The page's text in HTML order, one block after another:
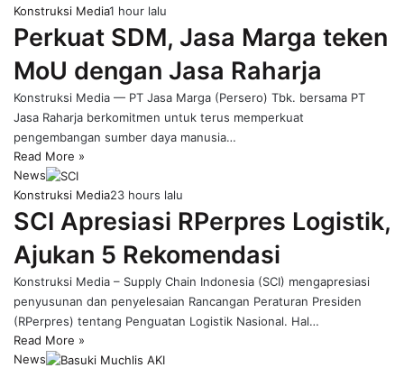
Konstruksi Media1 hour lalu
Perkuat SDM, Jasa Marga teken
MoU dengan Jasa Raharja
Konstruksi Media — PT Jasa Marga (Persero) Tbk. bersama PT
Jasa Raharja berkomitmen untuk terus memperkuat
pengembangan sumber daya manusia…
Read More »
News
Konstruksi Media23 hours lalu
SCI Apresiasi RPerpres Logistik,
Ajukan 5 Rekomendasi
Konstruksi Media – Supply Chain Indonesia (SCI) mengapresiasi
penyusunan dan penyelesaian Rancangan Peraturan Presiden
(RPerpres) tentang Penguatan Logistik Nasional. Hal…
Read More »
News